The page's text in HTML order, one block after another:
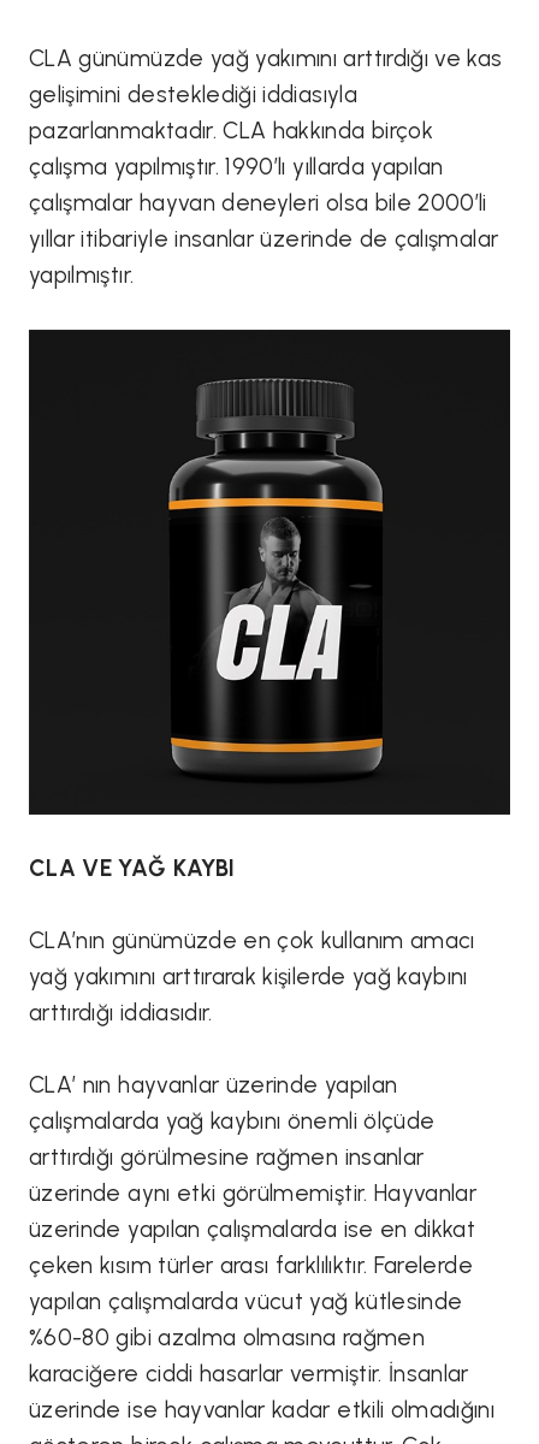
CLA günümüzde yağ yakımını arttırdığı ve kas
gelişimini desteklediği iddiasıyla
pazarlanmaktadır. CLA hakkında birçok
çalışma yapılmıştır. 1990’lı yıllarda yapılan
çalışmalar hayvan deneyleri olsa bile 2000’li
yıllar itibariyle insanlar üzerinde de çalışmalar
yapılmıştır.
CLA VE YAĞ KAYBI
CLA’nın günümüzde en çok kullanım amacı
yağ yakımını arttırarak kişilerde yağ kaybını
arttırdığı iddiasıdır.
CLA’ nın hayvanlar üzerinde yapılan
çalışmalarda yağ kaybını önemli ölçüde
arttırdığı görülmesine rağmen insanlar
üzerinde aynı etki görülmemiştir. Hayvanlar
üzerinde yapılan çalışmalarda ise en dikkat
çeken kısım türler arası farklılıktır. Farelerde
yapılan çalışmalarda vücut yağ kütlesinde
%60-80 gibi azalma olmasına rağmen
karaciğere ciddi hasarlar vermiştir. İnsanlar
üzerinde ise hayvanlar kadar etkili olmadığını